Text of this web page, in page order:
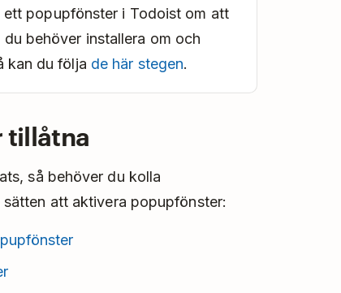
ett popupfönster i Todoist om att
behöver installera om och
kan du följa de här stegen.
tillåtna
så behöver du kolla
att aktivera popupfönster: